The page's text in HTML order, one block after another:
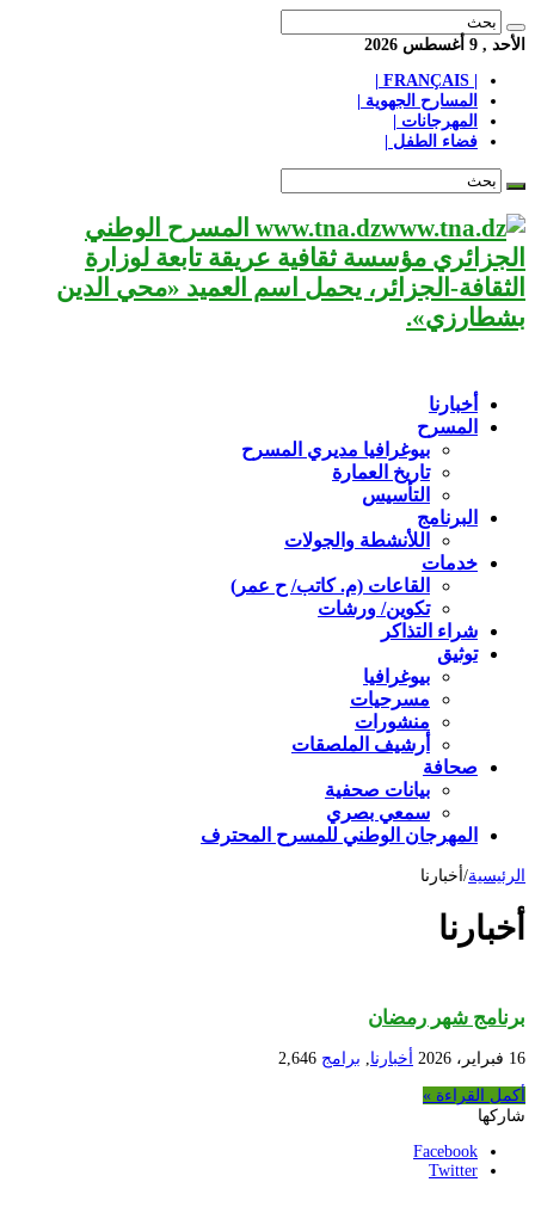
الأحد , 9 أغسطس 2026
المسارح الجهوية |
المهرجانات |
فضاء الطفل |
www.tna.dz المسرح الوطني
الجزائري مؤسسة ثقافية عريقة تابعة لوزارة
الثقافة-الجزائر، يحمل اسم العميد «محي الدين
بشطارزي».
أخبارنا
المسرح
بيوغرافيا مديري المسرح
تاريخ العمارة
التأسيس
البرنامج
اللأنشطة والجولات
خدمات
القاعات (م. كاتب/ ح عمر)
تكوين/ ورشات
شراء التذاكر
توثيق
بيوغرافيا
مسرحيات
منشورات
أرشيف الملصقات
صحافة
بيانات صحفية
سمعي بصري
المهرجان الوطني للمسرح المحترف
الرئيسية/ أخبارنا
أخبارنا
برنامج شهر رمضان
16 فبراير، 2026 أخبارنا برامج 2,646
أكمل القراءة »
شاركها
Facebook
Twitter